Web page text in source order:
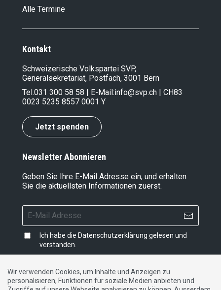
Alle Termine
Kontakt
Schweizerische Volkspartei SVP,
Generalsekretariat, Postfach, 3001 Bern
Tel.031 300 58 58 | E-Mail:info@svp.ch | CH83
0023 5235 8557 0001 Y
Jetzt spenden
Newsletter Abonnieren
Geben Sie Ihre E-Mail Adresse ein, und erhalten
Sie die aktuellsten Informationen zuerst.
Ich habe die Datenschutzerklärung gelesen und
verstanden.
Impressum |Datenschutzerklärung|Kontakt
Wir verwenden Cookies, um Inhalte und Anzeigen zu
personalisieren, Funktionen für soziale Medien anbieten und